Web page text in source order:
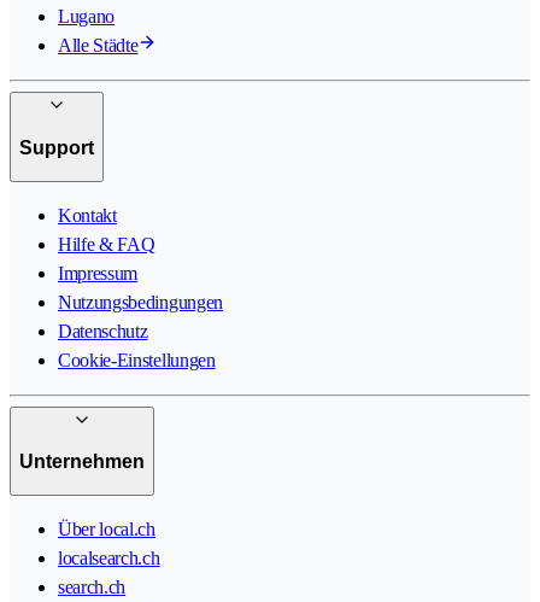
Lugano
Alle Städte
Support
Kontakt
Hilfe & FAQ
Impressum
Nutzungsbedingungen
Datenschutz
Cookie-Einstellungen
Unternehmen
Über local.ch
localsearch.ch
search.ch